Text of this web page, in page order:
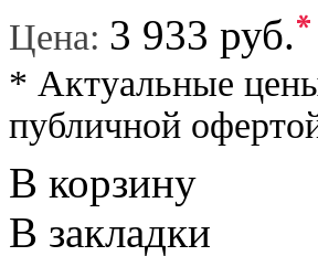
Цена: 3 933 руб.*
* Актуальные
публичной
В корзину
В закладки